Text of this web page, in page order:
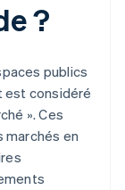
?
publics
est considéré
». Ces
marchés en